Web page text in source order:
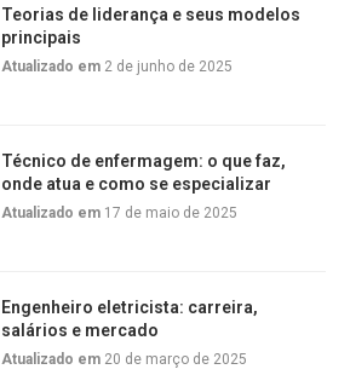
Teorias de liderança e seus modelos
principais
Atualizado em 2 de junho de 2025
Técnico de enfermagem: o que faz,
onde atua e como se especializar
Atualizado em 17 de maio de 2025
Engenheiro eletricista: carreira,
salários e mercado
Atualizado em 20 de março de 2025